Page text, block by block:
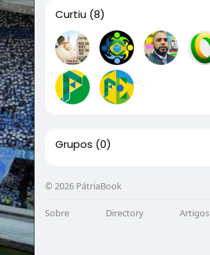
Curtiu (8)
Grupos (0)
© 2026 PátriaBook
Sobre Directory Artigos